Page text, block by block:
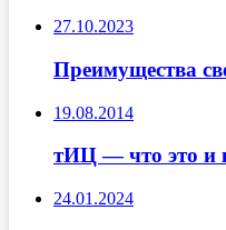
27.10.2023
Преимущества
19.08.2014
тИЦ — что это и
24.01.2024